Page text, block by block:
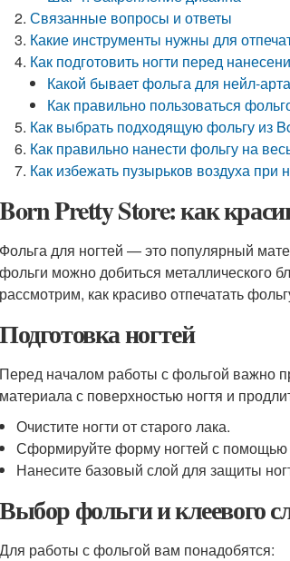
Связанные вопросы и ответы
Какие инструменты нужны для
Как подготовить ногти перед
Какой бывает фольга для нейл-
Как правильно пользоваться
Как выбрать подходящую фольгу из
Как правильно нанести фольгу на
Как избежать пузырьков воздуха при
Born Pretty Store: как
Фольга для ногтей — это популярный
фольги можно добиться металлического
рассмотрим, как красиво отпечатать
Подготовка ногтей
Перед началом работы с фольгой важно
материала с поверхностью ногтя и
Очистите ногти от старого лака.
Сформируйте форму ногтей с помощью
Нанесите базовый слой для защиты
Выбор фольги и клеевого
Для работы с фольгой вам понадобятся: